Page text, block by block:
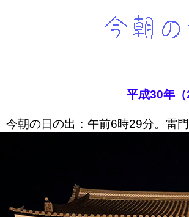
平成30年
今朝の日の出：午前6時29分。雷